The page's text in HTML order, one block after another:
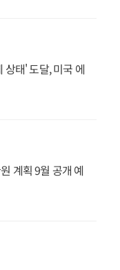
태' 도달, 미국 에
계획 9월 공개 예